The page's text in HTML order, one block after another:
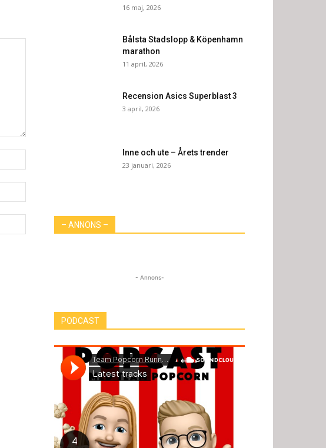
16 maj, 2026
Bålsta Stadslopp & Köpenhamn
marathon
11 april, 2026
Recension Asics Superblast 3
3 april, 2026
Inne och ute – Årets trender
23 januari, 2026
– ANNONS –
- Annons-
PODCAST